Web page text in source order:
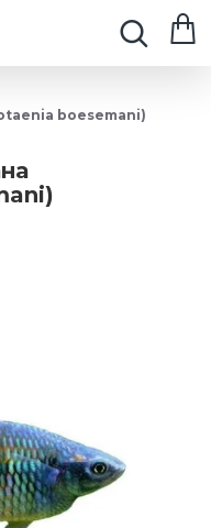
boesemani)